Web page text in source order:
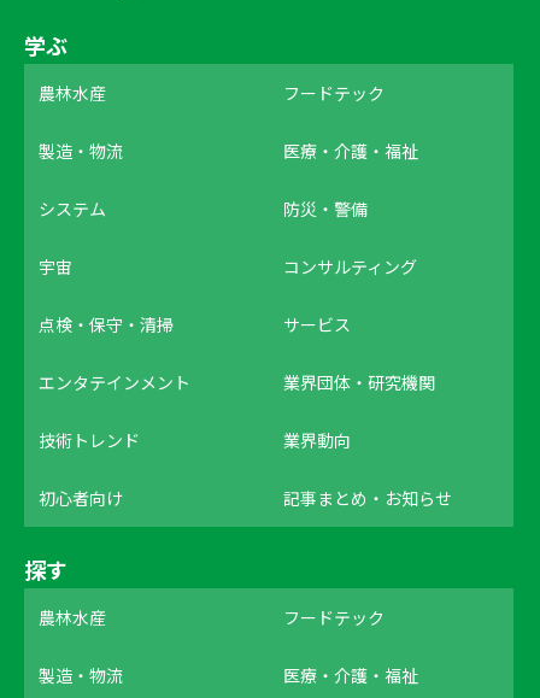
学ぶ
農林水産 フードテック
製造・物流 医療・介護・福祉
システム 防災・警備
宇宙 コンサルティング
点検・保守・清掃 サービス
エンタテインメント 業界団体・研究機関
技術トレンド 業界動向
初心者向け 記事まとめ・お知らせ
探す
農林水産 フードテック
製造・物流 医療・介護・福祉